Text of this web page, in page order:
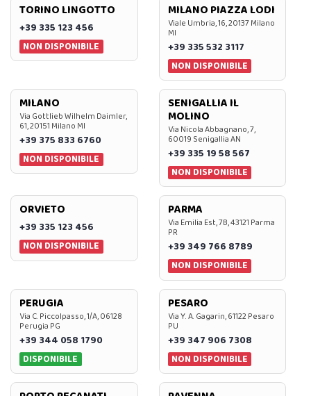
TORINO LINGOTTO
+39 335 123 456
NON DISPONIBILE
MILANO PIAZZA LODI
Viale Umbria, 16, 20137 Milano
MI
+39 335 532 3117
NON DISPONIBILE
MILANO
Via Gottlieb Wilhelm Daimler,
61, 20151 Milano MI
+39 375 833 6760
NON DISPONIBILE
SENIGALLIA IL
MOLINO
Via Nicola Abbagnano, 7,
60019 Senigallia AN
+39 335 19 58 567
NON DISPONIBILE
ORVIETO
+39 335 123 456
NON DISPONIBILE
PARMA
Via Emilia Est, 7B, 43121 Parma
PR
+39 349 766 8789
NON DISPONIBILE
PERUGIA
Via C. Piccolpasso, 1/A, 06128
Perugia PG
+39 344 058 1790
DISPONIBILE
PESARO
Via Y. A. Gagarin, 61122 Pesaro
PU
+39 347 906 7308
NON DISPONIBILE